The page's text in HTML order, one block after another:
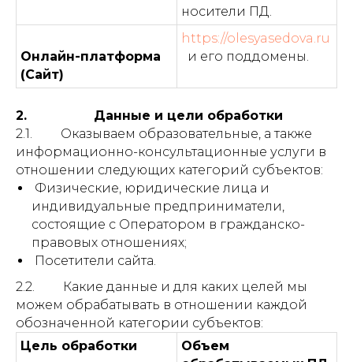
носители ПД.
Онлайн-платформа
(Сайт)
https://olesyasedova.ru
и его поддомены.
2. Данные и цели обработки
2.1. Оказываем образовательные, а также
информационно-консультационные услуги в
отношении следующих категорий субъектов:
Физические, юридические лица и
индивидуальные предприниматели,
состоящие с Оператором в гражданско-
правовых отношениях;
Посетители сайта.
2.2. Какие данные и для каких целей мы
можем обрабатывать в отношении каждой
обозначенной категории субъектов:
Цель обработки
Объем